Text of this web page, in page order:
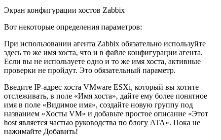
Экран конфигурации хостов Zabbix
Вот некоторые определения параметров:
При использовании агента Zabbix обязательно используйте
здесь то же имя хоста, что и в файле конфигурации агента.
Если вы не используете одно и то же имя хоста, активные
проверки не пройдут. Это обязательный параметр.
Введите IP-адрес хоста VMware ESXi, который вы хотите
отслеживать, в поле «Имя хоста», дайте ему более понятное
имя в поле «Видимое имя», создайте новую группу под
названием «Хосты VM» и добавьте простое описание «Этот
host является частью руководства по блогу ATA». Пока не
нажимайте Добавить!